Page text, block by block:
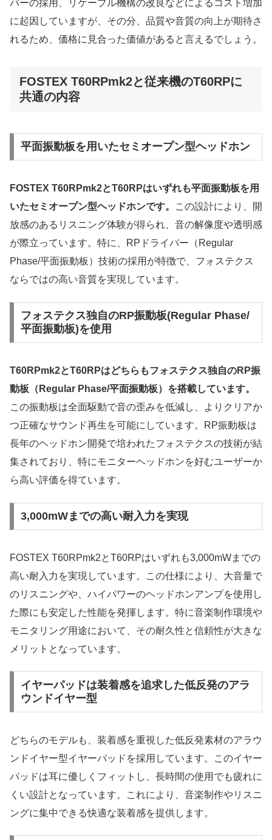
バーの採用、リケーブル機構の改良などによるコスト増加
に起因していますが、その分、品質や音質の向上が期待さ
れるため、価格に見合った価値があると言えるでしょう。
FOSTEX T60RPmk2と従来機のT60RPに
共通の内容
平面振動板を用いたセミオープン型ヘッドホン
FOSTEX T60RPmk2とT60RPはいずれも平面振動板を用
いたセミオープン型ヘッドホンです。
この設計により、開
放感のあるリスニング体験が得られ、音の解像度や透明感
が際立っています。特に、RPドライバー（Regular
Phase/平面振動板）技術の採用が特徴で、フォステクス
ならではの高い音質を実現しています。
フォステクス独自のRP振動板(Regular Phase/
平面振動板)を使用
T60RPmk2とT60RPはどちらもフォステクス独自のRP振
動板（Regular Phase/平面振動板）を搭載しています。
この振動板は全面駆動で音の歪みを低減し、よりクリアか
つ正確なサウンド再生を可能にしています。RP振動板は
長年のヘッドホン開発で培われたフォステクスの技術が結
集されており、特にモニターヘッドホンを好むユーザーか
ら高い評価を得ています。
3,000mWまでの高い耐入力を実現
FOSTEX T60RPmk2とT60RPはいずれも3,000mWまでの
高い耐入力を実現しています。この仕様により、大音量で
のリスニングや、ハイパワーのヘッドホンアンプを使用し
た際にも安定した性能を発揮します。特に音楽制作環境や
モニタリング用途において、その耐久性と信頼性が大きな
メリットとなっています。
イヤーパッドは装着感を追求した低反発のアラ
ウンドイヤー型
どちらのモデルも、装着感を重視した低反発素材のアラウ
ンドイヤー型イヤーパッドを採用しています。このイヤー
パッドは耳に優しくフィットし、長時間の使用でも疲れに
くい設計となっています。これにより、音楽制作やリスニ
ングに集中できる快適な装着感を提供します。